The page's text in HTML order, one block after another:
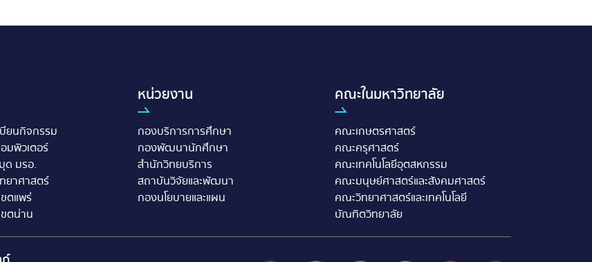
บียนกิจกรรม
มพิวเตอร์
ด มรอ.
ยาศาสตร์
ตแพร่
ตน่าน
หน่วยงาน
กองบริการการศึกษา
กองพัฒนานักศึกษา
สำนักวิทยบริการ
สถาบันวิจัยและพัฒนา
กองนโยบายและแผน
คณะในมหาวิทยาลัย
คณะเกษตรศาสตร์
คณะครุศาสตร์
คณะเทคโนโลยีอุตสหกรรม
คณะมนุษย์ศาสตร์และสังคมศาสตร์
คณะวิทยาศาสตร์และเทคโนโลยี
บัณทิตวิทยาลัย